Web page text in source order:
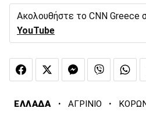
Ακολουθήστε το CNN Greece
YouTube
ΕΛΛΑΔΑ · ΑΓΡΙΝΙΟ ·